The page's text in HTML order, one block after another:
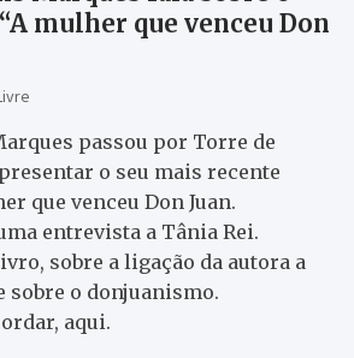
mulher que venceu Don
passou por Torre de
o seu mais recente
que venceu Don Juan.
entrevista a Tânia Rei.
sobre a ligação da autora a
sobre o donjuanismo.
aqui.